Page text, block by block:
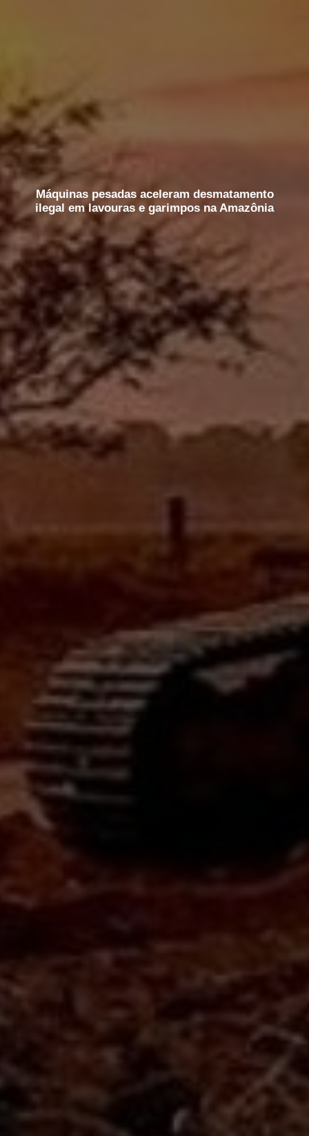
Máquinas pesadas aceleram desmatamento
ilegal em lavouras e garimpos na Amazônia